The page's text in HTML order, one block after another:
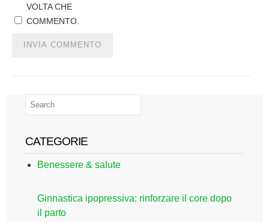
VOLTA CHE
COMMENTO.
CATEGORIE
Benessere & salute
Ginnastica ipopressiva: rinforzare il core dopo
il parto